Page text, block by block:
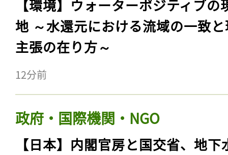
【環境】ウォーターポジティブの
地 ～水還元における流域の一致
主張の在り方～
12分前
政府・国際機関・NGO
【日本】内閣官房と国交省、地下